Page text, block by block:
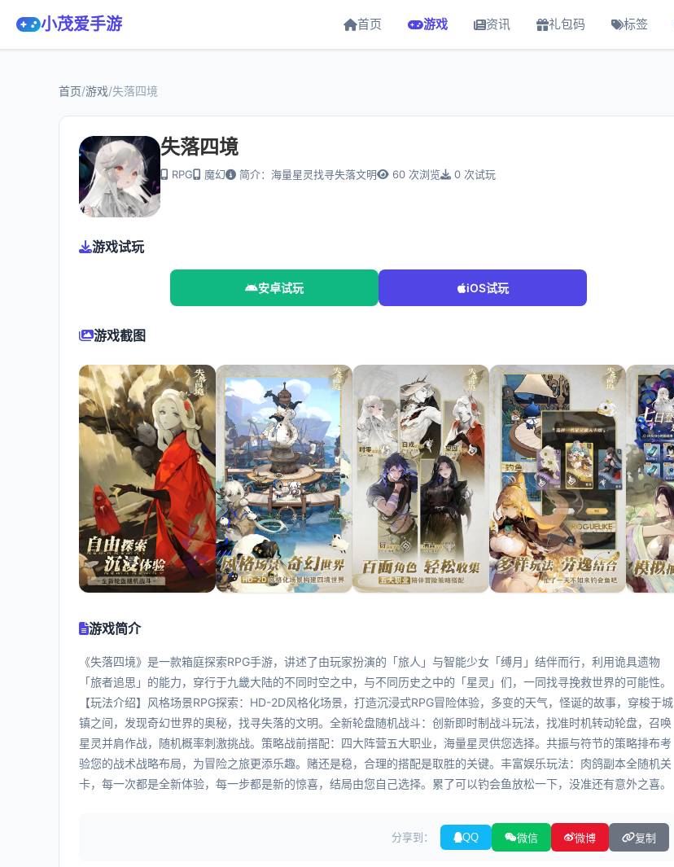
小茂爱手游 首页 游戏 资讯 礼包码 标签
首页/游戏/失落四境
失落四境
RPG 魔幻 简介：海量星灵找寻失落文明 60 次浏览 0 次试玩
游戏试玩
安卓试玩 iOS试玩
游戏截图
游戏简介
《失落四境》是一款箱庭探索RPG手游，讲述了由玩家扮演的「旅人」与智能少女「缚月」结伴而行，利用诡具遗物
「旅者追思」的能力，穿行于九畿大陆的不同时空之中，与不同历史之中的「星灵」们，一同找寻挽救世界的可能性。
【玩法介绍】风格场景RPG探索：HD-2D风格化场景，打造沉浸式RPG冒险体验，多变的天气，怪诞的故事，穿梭于城
镇之间，发现奇幻世界的奥秘，找寻失落的文明。全新轮盘随机战斗：创新即时制战斗玩法，找准时机转动轮盘，召唤
星灵并肩作战，随机概率刺激挑战。策略战前搭配：四大阵营五大职业，海量星灵供您选择。共振与符节的策略排布考
验您的战术战略布局，为冒险之旅更添乐趣。赌还是稳，合理的搭配是取胜的关键。丰富娱乐玩法：肉鸽副本全随机关
卡，每一次都是全新体验，每一步都是新的惊喜，结局由您自己选择。累了可以钓会鱼放松一下，没准还有意外之喜。
分享到： QQ 微信 微博 复制